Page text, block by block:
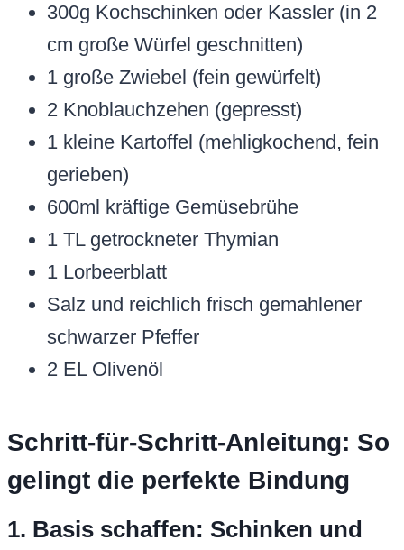
300g Kochschinken oder Kassler (in 2
cm große Würfel geschnitten)
1 große Zwiebel (fein gewürfelt)
2 Knoblauchzehen (gepresst)
1 kleine Kartoffel (mehligkochend, fein
gerieben)
600ml kräftige Gemüsebrühe
1 TL getrockneter Thymian
1 Lorbeerblatt
Salz und reichlich frisch gemahlener
schwarzer Pfeffer
2 EL Olivenöl
Schritt-für-Schritt-Anleitung: So
gelingt die perfekte Bindung
1. Basis schaffen: Schinken und